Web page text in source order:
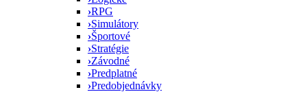
›RPG
›Simulátory
›Športové
›Stratégie
›Závodné
›Predplatné
›Predobjednávky